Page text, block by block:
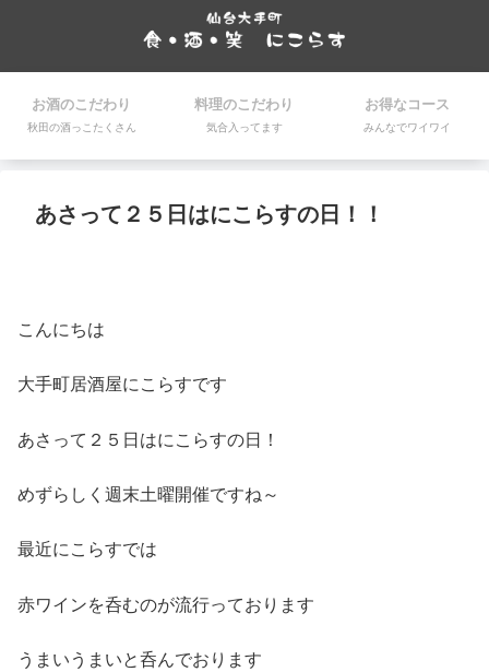
お酒のこだわり
秋田の酒っこたくさん
料理のこだわり
気合入ってます
お得なコース
みんなでワイワイ
あさって２５日はにこらすの日！！
こんにちは
大手町居酒屋にこらすです
あさって２５日はにこらすの日！
めずらしく週末土曜開催ですね～
最近にこらすでは
赤ワインを呑むのが流行っております
うまいうまいと呑んでおります